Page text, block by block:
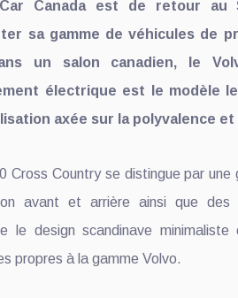
Canada est de retour au
sa gamme de véhicules de
un salon canadien, le
électrique est le modèle
axée sur la polyvalence
Cross Country se distingue par
avant et arrière ainsi que des
le design scandinave
propres à la gamme Volvo.